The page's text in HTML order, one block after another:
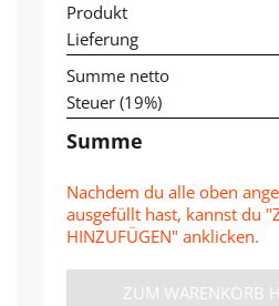
Produkt
Lieferung
Summe netto
Steuer (19%)
Summe
Nachdem du alle oben
ausgefüllt hast, kannst du
HINZUFÜGEN" anklicken.
ZUM WARENKORB